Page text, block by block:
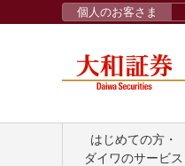
個人のお客さま
はじめての方・
ダイワのサービス